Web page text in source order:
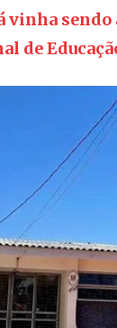
vinha
de